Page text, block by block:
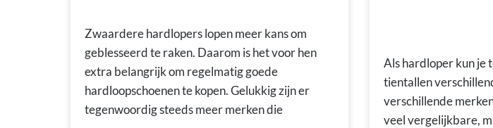
Zwaardere hardlopers lopen meer kans om
geblesseerd te raken. Daarom is het voor hen
extra belangrijk om regelmatig goede
hardloopschoenen te kopen. Gelukkig zijn er
tegenwoordig steeds meer merken die
Als hardloper kun je
tientallen
verschillende
veel vergelijkbare,